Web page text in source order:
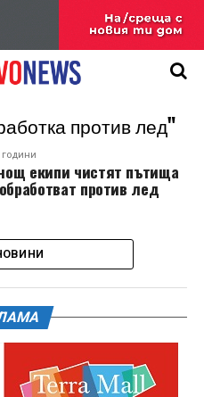
против лед"
екипи чистят пътища
против лед